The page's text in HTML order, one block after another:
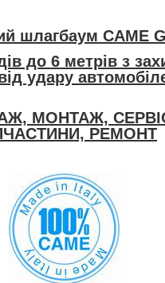
шлагбаум CAME G
до 6 метрів з
удару
МОНТАЖ,
РЕМОНТ